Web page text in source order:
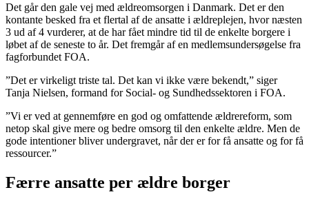
Det går den gale vej med ældreomsorgen i Danmark. Det er den
kontante besked fra et flertal af de ansatte i ældreplejen, hvor næsten
3 ud af 4 vurderer, at de har fået mindre tid til de enkelte borgere i
løbet af de seneste to år. Det fremgår af en medlemsundersøgelse fra
fagforbundet FOA.
”Det er virkeligt triste tal. Det kan vi ikke være bekendt,” siger
Tanja Nielsen, formand for Social- og Sundhedssektoren i FOA.
”Vi er ved at gennemføre en god og omfattende ældrereform, som
netop skal give mere og bedre omsorg til den enkelte ældre. Men de
gode intentioner bliver undergravet, når der er for få ansatte og for få
ressourcer.”
Færre ansatte per ældre borger